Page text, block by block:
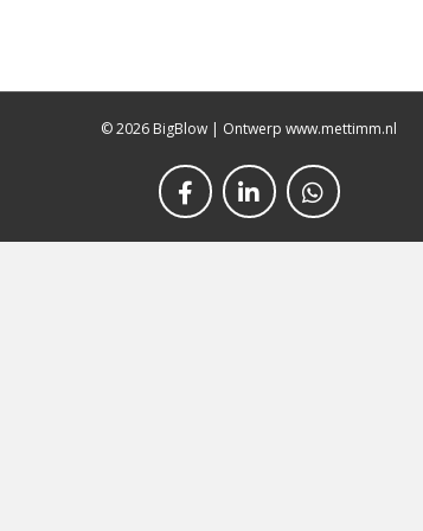
© 2026 BigBlow | Ontwerp www.mettimm.nl